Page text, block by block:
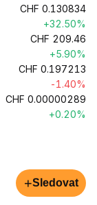
CHF 0.130834
+32.50%
CHF 209.46
+5.90%
CHF 0.197213
-1.40%
CHF 0.00000289
+0.20%
+Sledovat